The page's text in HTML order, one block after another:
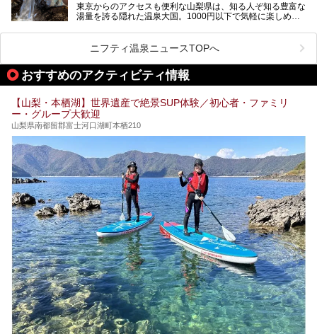
します。
東京からのアクセスも便利な山梨県は、知る人ぞ知る豊富な
湯量を誇る隠れた温泉大国。1000円以下で気軽に楽しめ
も、これからの季節に嬉しい、じんわりと体の芯まで温ま
る“ぬる湯”が豊富なのも魅力。今回は、湯質も抜群で心ゆく
までリラックスできる山梨のお得な日帰り温泉を、実際体験
した感想と共に紹介します。
※ぬる湯とは35℃～39℃程度の体温に近いぬるめ温泉のこ
ニフティ温泉ニュースTOPへ
おすすめのアクティビティ情報
【山梨・本栖湖】世界遺産で絶景SUP体験／初心者・ファミリ
ー・グループ大歓迎
山梨県南都留郡富士河口湖町本栖210